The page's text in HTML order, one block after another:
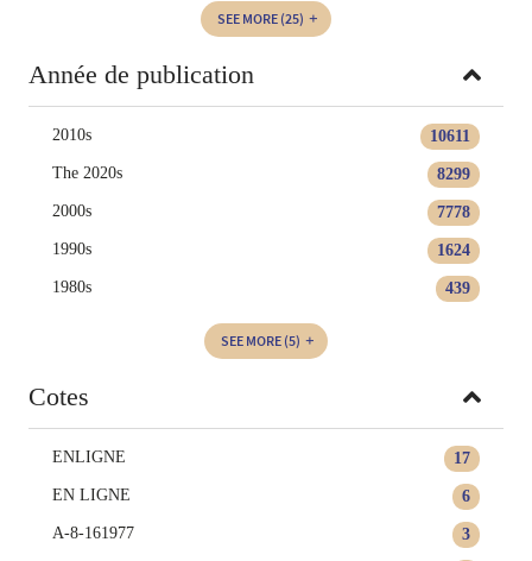
SEE MORE (25)
Année de publication
10611
2010s
8299
The 2020s
7778
2000s
1624
1990s
439
1980s
SEE MORE (5)
Cotes
17
ENLIGNE
6
EN LIGNE
3
A-8-161977